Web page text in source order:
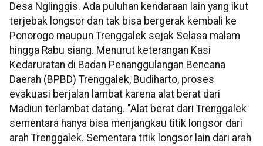
Desa Nglinggis. Ada puluhan kendaraan lain yang ikut
terjebak longsor dan tak bisa bergerak kembali ke
Ponorogo maupun Trenggalek sejak Selasa malam
hingga Rabu siang. Menurut keterangan Kasi
Kedaruratan di Badan Penanggulangan Bencana
Daerah (BPBD) Trenggalek, Budiharto, proses
evakuasi berjalan lambat karena alat berat dari
Madiun terlambat datang. "Alat berat dari Trenggalek
sementara hanya bisa menjangkau titik longsor dari
arah Trenggalek. Sementara titik longsor lain dari arah